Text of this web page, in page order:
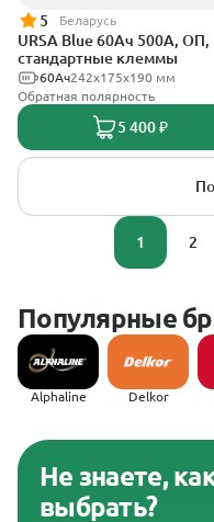
5 Беларусь
URSA Blue 60Ач 500А, ОП,
стандартные клеммы
242х175х190 мм
60Ач
Обратная полярность
5 400 ₽
1 2
Популярные
Alphaline Delkor
Не знаете,
выбрать?